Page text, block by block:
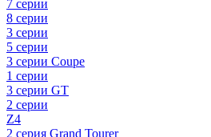
7 серии
8 серии
3 серии
5 серии
3 серии Coupe
1 серии
3 серии GT
2 серии
Z4
2 серия Grand Tourer